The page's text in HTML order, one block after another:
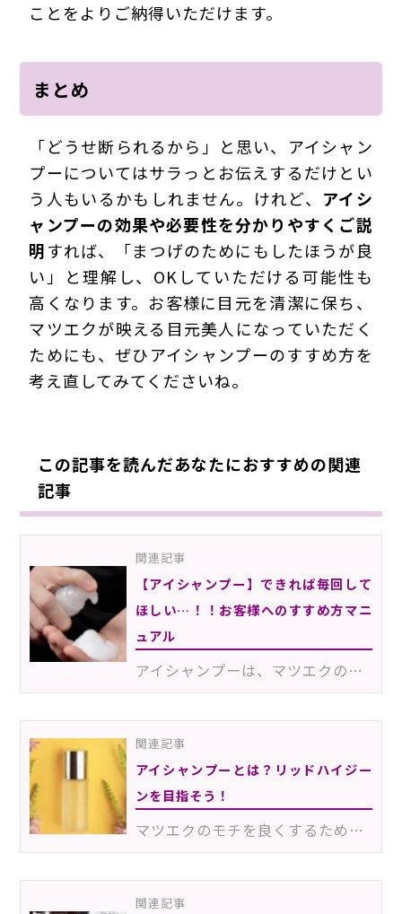
ことをよりご納得いただけます。
まとめ
「どうせ断られるから」と思い、アイシャン
プーについてはサラっとお伝えするだけとい
う人もいるかもしれません。けれど、 アイシ
ャンプーの効果や必要性を分かりやすくご説
明すれば、「まつげのためにもしたほうが良
い」と理解し、OKしていただける可能性も
高くなります。お客様に目元を清潔に保ち、
マツエクが映える目元美人になっていただく
ためにも、ぜひアイシャンプーのすすめ方を
考え直してみてくださいね。
この記事を読んだあなたにおすすめの関連
記事
関連記事
【アイシャンプー】できれば毎回して
ほしい…！！お客様へのすすめ方マニ
ュアル
アイシャンプーは、マツエクのモチアップや目元のトラブル防止などに役立つなどのメリットがあります。そ…
関連記事
アイシャンプーとは？リッドハイジー
ンを目指そう！
マツエクのモチを良くするためやまつげダニの繁殖を抑えるためには、目元を清潔にすることが重要です。通…
関連記事